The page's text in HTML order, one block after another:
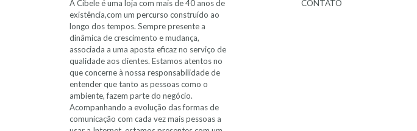
A Cibele é uma loja com mais de 40 anos de
existência,com um percurso construído ao
longo dos tempos. Sempre presente a
dinâmica de crescimento e mudança,
associada a uma aposta eficaz no serviço de
qualidade aos clientes. Estamos atentos no
que concerne à nossa responsabilidade de
entender que tanto as pessoas como o
ambiente, fazem parte do negócio.
Acompanhando a evolução das formas de
comunicação com cada vez mais pessoas a
CONTATO